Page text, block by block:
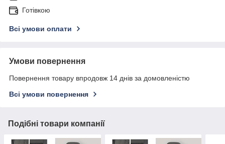
Готівкою
Всі умови оплати
Умови повернення
Повернення товару впродовж 14 днів за домовленістю
Всі умови повернення
Подібні товари компанії